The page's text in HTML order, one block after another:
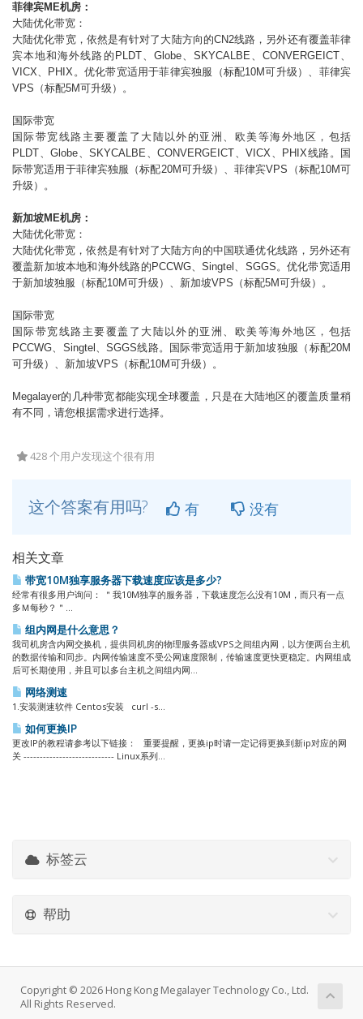
菲律宾ME机房：
大陆优化带宽：
大陆优化带宽，依然是有针对了大陆方向的CN2线路，另外还有覆盖菲律
宾本地和海外线路的PLDT、Globe、SKYCALBE、CONVERGEICT、
VICX、PHIX。优化带宽适用于菲律宾独服（标配10M可升级）、菲律宾
VPS（标配5M可升级）。
国际带宽
国际带宽线路主要覆盖了大陆以外的 亚洲、欧美等海外地区，包括
PLDT、Globe、SKYCALBE、CONVERGEICT、VICX、PHIX线路。国
际带宽适用于菲律宾独服（标配20M可升级）、菲律宾VPS（标配10M可
升级）。
新加坡ME机房：
大陆优化带宽：
大陆优化带宽，依然是有针对了大陆方向的中国联通优化线路，另外还有
覆盖新加坡本地和海外线路的PCCWG、Singtel、SGGS。优化带宽适用
于新加坡独服（标配10M可升级）、 新加坡VPS（标配5M可升级）。
国际带宽
国际带宽线路主要覆盖了大陆以外的亚洲、欧美等海外地区，包括
PCCWG、Singtel、SGGS线路。国际带宽适用于新加坡独服（标配20M
可升级）、 新加坡VPS（标配10M可升级）。
Megalayer的几种带宽都能实现全球覆盖，只是在大陆地区的覆盖质量稍
有不同，请您根据需求进行选择。
428 个用户发现这个很有用
这个答案有用吗? 有 没有
相关文章
带宽10M独享服务器下载速度应该是多少?
经常有很多用户询问： ＂我10M独享的服务器，下载速度怎么没有10M，而只有一点
多Ｍ每秒？＂...
组内网是什么意思？
我司机房含内网交换机，提供同机房的物理服务器或VPS之间组内网，以方便两台主机
的数据传输和同步。内网传输速度不受公网速度限制，传输速度更快更稳定。内网组成
后可长期使用，并且可以多台主机之间组内网...
网络测速
1.安装测速软件 Centos安装 curl -s...
如何更换IP
更改IP的教程请参考以下链接： 重要提醒，更换ip时请一定记得更换到新ip对应的网
关 ---------------------------- Linux系列...
标签云
帮助
Copyright © 2026 Hong Kong Megalayer Technology Co., Ltd.
All Rights Reserved.